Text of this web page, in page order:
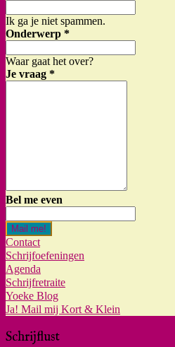
Ik ga je niet spammen.
Onderwerp *
Waar gaat het over?
Je vraag *
Bel me even
Mail me!
Contact
Schrijfoefeningen
Agenda
Schrijfretraite
Yoeke Blog
Ja! Mail mij Kort & Klein
Schrijflust